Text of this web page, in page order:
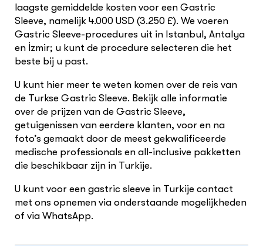
laagste gemiddelde kosten voor een Gastric
Sleeve, namelijk 4.000 USD (3.250 £). We voeren
Gastric Sleeve-procedures uit in Istanbul, Antalya
en İzmir; u kunt de procedure selecteren die het
beste bij u past.
U kunt hier meer te weten komen over de reis van
de Turkse Gastric Sleeve. Bekijk alle informatie
over de prijzen van de Gastric Sleeve,
getuigenissen van eerdere klanten, voor en na
foto’s gemaakt door de meest gekwalificeerde
medische professionals en all-inclusive pakketten
die beschikbaar zijn in Turkije.
U kunt voor een gastric sleeve in Turkije contact
met ons opnemen via onderstaande mogelijkheden
of via WhatsApp.